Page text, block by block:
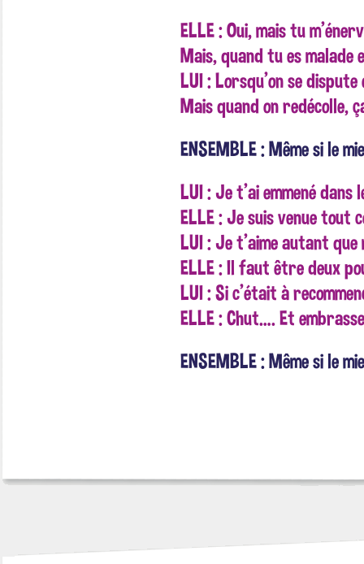
ELLE : Oui, mais tu
Mais, quand tu es malade
LUI : Lorsqu'on se
Mais quand on redécolle,
ENSEMBLE : Même si le
LUI : Je t'ai emmené dans
ELLE : Je suis venue tout
LUI : Je t'aime autant que
ELLE : Il faut être deux
LUI : Si c'était à
ELLE : Chut…. Et
ENSEMBLE : Même si le